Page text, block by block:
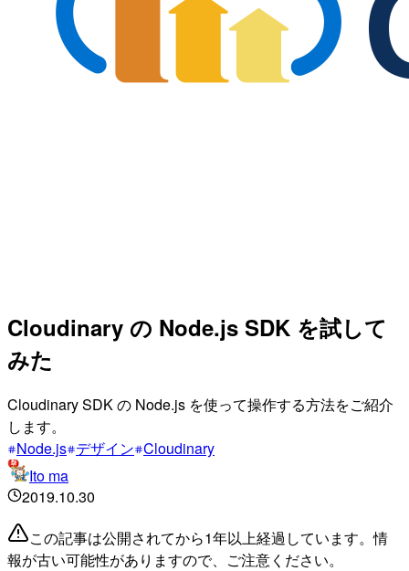
Cloudinary の Node.js SDK を試して
みた
Cloudinary SDK の Node.js を使って操作する方法をご紹介
します。
Node.js デザイン Cloudinary
Ito ma
2019.10.30
この記事は公開されてから1年以上経過しています。情
報が古い可能性がありますので、ご注意ください。